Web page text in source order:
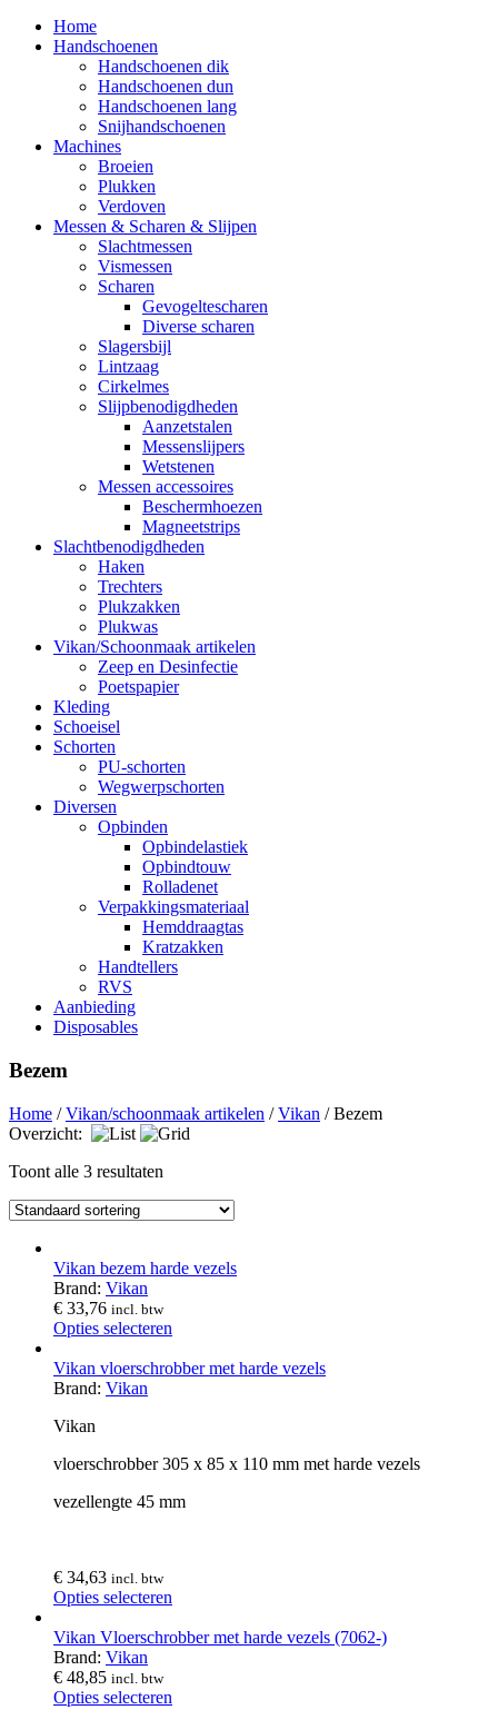
Home
Handschoenen
Handschoenen dik
Handschoenen dun
Handschoenen lang
Snijhandschoenen
Machines
Broeien
Plukken
Verdoven
Messen & Scharen & Slijpen
Slachtmessen
Vismessen
Scharen
Gevogeltescharen
Diverse scharen
Slagersbijl
Lintzaag
Cirkelmes
Slijpbenodigdheden
Aanzetstalen
Messenslijpers
Wetstenen
Messen accessoires
Beschermhoezen
Magneetstrips
Slachtbenodigdheden
Haken
Trechters
Plukzakken
Plukwas
Vikan/Schoonmaak artikelen
Zeep en Desinfectie
Poetspapier
Kleding
Schoeisel
Schorten
PU-schorten
Wegwerpschorten
Diversen
Opbinden
Opbindelastiek
Opbindtouw
Rolladenet
Verpakkingsmateriaal
Hemddraagtas
Kratzakken
Handtellers
RVS
Aanbieding
Disposables
Bezem
Home /Vikan/schoonmaak artikelen /Vikan / Bezem
Overzicht:
Toont alle 3 resultaten
Vikan bezem harde vezels
Brand: Vikan
€ 33,76 incl. btw
Opties selecteren
Vikan vloerschrobber met harde vezels
Brand: Vikan
Vikan
vloerschrobber 305 x 85 x 110 mm met harde vezels
vezellengte 45 mm
€ 34,63 incl. btw
Opties selecteren
Vikan Vloerschrobber met harde vezels (7062-)
Brand: Vikan
€ 48,85 incl. btw
Opties selecteren